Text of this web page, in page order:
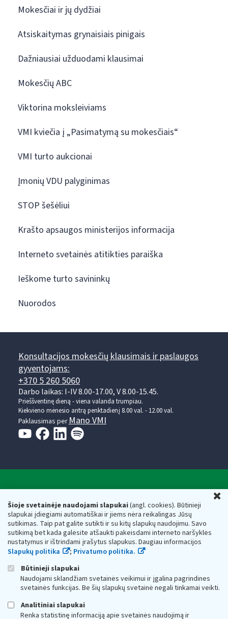
Šioje svetainėje naudojami slapukai(angl. cookies). Būtinieji
slapukai įdiegiami automatiškai ir jiems nėra reikalingas Jūsų
sutikimas. Taip pat galite sutikti ir su kitų slapukų naudojimu. Savo
sutikimą bet kada galėsite atšaukti pakeisdami interneto naršyklės
nustatymus ir ištrindami įrašytus slapukus. Daugiau informacijos
Slapukų politika
; Privatumo politika.
Būtinieji slapukai
Naudojami sklandžiam svetainės veikimui ir įgalina pagrindines
svetainės funkcijas. Be šių slapukų svetainė negali tinkamai veikti.
Analitiniai slapukai
Renka statistinę informaciją apie svetainės naudojimą ir
Mokesčiai ir jų dydžiai
Atsiskaitymas grynaisiais pinigais
Dažniausiai užduodami klausimai
Mokesčių ABC
Viktorina moksleiviams
VMI kviečia į „Pasimatymą su mokesčiais“
VMI turto aukcionai
Įmonių VDU palyginimas
STOP šešėliui
Krašto apsaugos ministerijos informacija
Interneto svetainės atitikties paraiška
Ieškome turto savininkų
Nuorodos
Konsultacijos mokesčių klausimais ir paslaugos
gyventojams:
+370 5 260 5060
Darbo laikas: I-IV 8.00-17.00, V 8.00-15.45.
Prieššventinę dieną - viena valanda trumpiau.
Kiekvieno mėnesio antrą penktadienį 8.00 val. - 12.00 val.
Paklausimas per Mano VMI
Respublikos finansų ministerijos
Biudžetinė įstaiga. Juridinio asmens kodas — 188659752,
adresas: Vasario 16-osios g. 14, 01107 Vilnius, Lietuva, el.paštas:
vmi@vmi.lt, E. pristatymo dėžutės adresas 188659752
Duomenys apie Valstybinę mokesčių inspekciją prie Lietuvos
Respublikos finansų ministerijos kaupiami ir saugomi Juridinių